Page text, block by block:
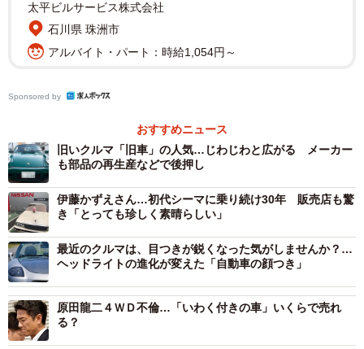
1650円、月額基本料金は880円(ただしこれは利用料金に使
うことができるので、一時間以上利用すれば実質0円)と、
かなり敷居が低くなっています。
クルマを保有する維持費と比べて圧倒的にリーズナブル
なので、登場以来十年あまりで大きく成長してきました。
2020年3月現在、その会員数は200万人です。特にクルマそ
のものに対する思い入れがなく、あくまで生活の道具とし
て考えるユーザーには非常に合理的なサービスですね。
コロナ渦で一時的に伸び悩む
しかしこの急成長を続けていたカーシェアリングです
が、2020年3月から4月にかけて急ブレーキがかかりまし
た。最大手のタイムズカーシェアは、2020年2-4月の決算
で、初の営業赤字を発表しました。これは新型コロナウイ
太平ビルサービス株式会社
石川県 珠洲市
アルバイト・パート：時給1,054円～
Sponsored by
おすすめニュース
旧いクルマ「旧車」の人気…じわじわと広がる メーカー
も部品の再生産などで後押し
伊藤かずえさん…初代シーマに乗り続け30年 販売店も驚
き「とっても珍しく素晴らしい」
最近のクルマは、目つきが鋭くなった気がしませんか？…
ヘッドライトの進化が変えた「自動車の顔つき」
原田龍二４ＷＤ不倫…「いわく付きの車」いくらで売れ
る？